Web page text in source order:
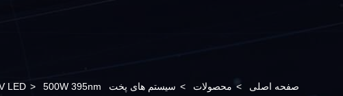
صفحه اصلی > محصولات > سیستم های پخت UV LED > 500W 395nm برای DTF Inkjet Digital Printing سیستم لامپ ضد آب UV